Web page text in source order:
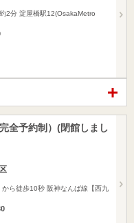
2分 淀屋橋駅12(OsakaMetro
全予約制）(閉館しまし
ら徒歩10秒 阪神なんば線【西九